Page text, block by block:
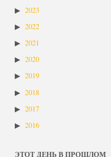
2023
2022
2021
2020
2019
2018
2017
2016
ЭТОТ ДЕНЬ В ПРОШЛОМ